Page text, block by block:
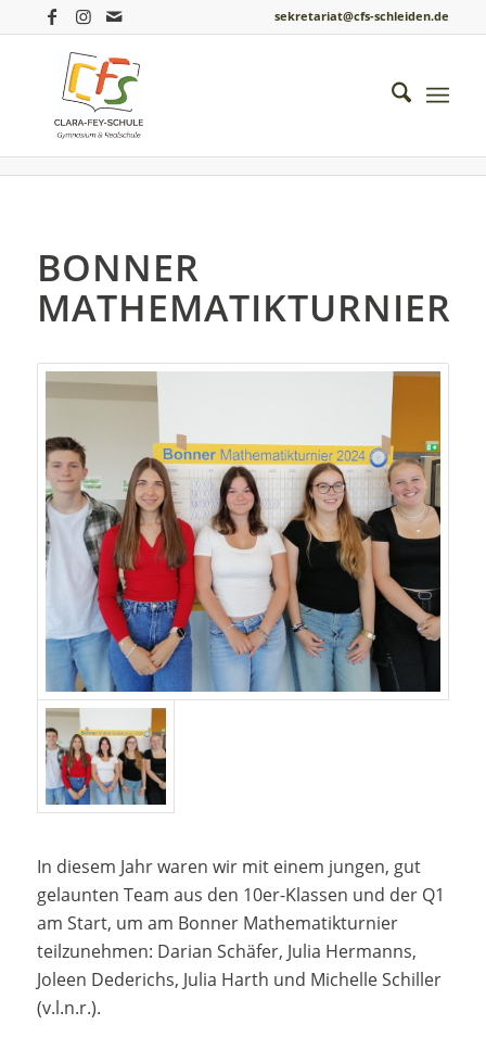
sekretariat@cfs-schleiden.de
Du bist hier: Startseite
Mathematik / Bonner Mathematikturnier
BONNER
MATHEMATIKTURNIER
In diesem Jahr waren wir mit einem jungen, gut
gelaunten Team aus den 10er-Klassen und der Q1
am Start, um am Bonner Mathematikturnier
teilzunehmen: Darian Schäfer, Julia Hermanns,
Joleen Dederichs, Julia Harth und Michelle Schiller
(v.l.n.r.).